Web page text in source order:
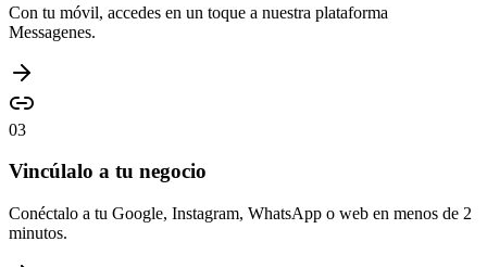
Con tu móvil, accedes en un toque a nuestra plataforma
Messagenes.
03
Vincúlalo a tu negocio
Conéctalo a tu Google, Instagram, WhatsApp o web en menos de 2
minutos.